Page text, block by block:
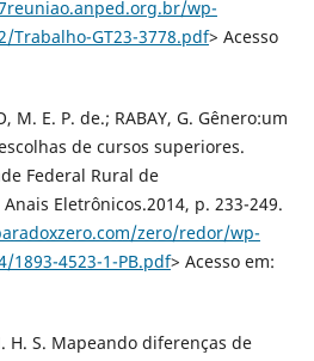
wp-
GT23-3778.pdf> Acesso
M. E. P. de.; RABAY, G. Gênero:um
de cursos superiores.
Federal Rural de
Eletrônicos.2014, p. 233-249.
zero/redor/wp-
4523-1-PB.pdf> Acesso em:
H. S. Mapeando diferenças de